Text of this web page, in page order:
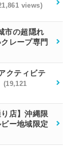
views)
市の超隠れ
レープ専門
クティビテ
(19,121
店】沖縄限
ー地域限定